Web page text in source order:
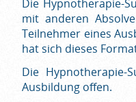
Die Hypnotherapie-
mit anderen
Teilnehmer eines
hat sich dieses
Die Hypnotherapie-
Ausbildung offen.